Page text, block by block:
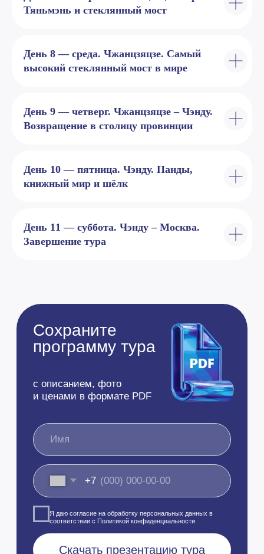
Тяньмэнь и стеклянный мост
День 8 — среда. Чжанцзяцзе. Самый
высокий стеклянный мост в мире
День 9 — четверг. Чжанцзяцзе – Чэнду.
Возвращение в столицу провинции
День 10 — пятница. Чэнду. Панды,
книжный мир и шёлк
День 11 — суббота. Чэнду – Москва.
Завершение тура
Скачать презентацию тура
Дополнительная информация